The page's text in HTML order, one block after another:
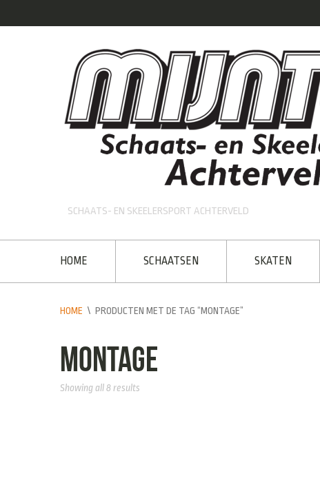
SCHAATS- EN SKEELERSPORT ACHTERVELD
HOME SCHAATSEN SKATEN
HOME \ PRODUCTEN MET DE TAG “MONTAGE”
montage
Showing all 8 results